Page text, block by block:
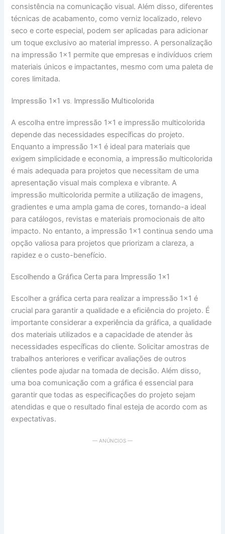
consistência na comunicação visual. Além disso, diferentes
técnicas de acabamento, como verniz localizado, relevo
seco e corte especial, podem ser aplicadas para adicionar
um toque exclusivo ao material impresso. A personalização
na impressão 1×1 permite que empresas e indivíduos criem
materiais únicos e impactantes, mesmo com uma paleta de
cores limitada.
Impressão 1×1 vs. Impressão Multicolorida
A escolha entre impressão 1×1 e impressão multicolorida
depende das necessidades específicas do projeto.
Enquanto a impressão 1×1 é ideal para materiais que
exigem simplicidade e economia, a impressão multicolorida
é mais adequada para projetos que necessitam de uma
apresentação visual mais complexa e vibrante. A
impressão multicolorida permite a utilização de imagens,
gradientes e uma ampla gama de cores, tornando-a ideal
para catálogos, revistas e materiais promocionais de alto
impacto. No entanto, a impressão 1×1 continua sendo uma
opção valiosa para projetos que priorizam a clareza, a
rapidez e o custo-benefício.
Escolhendo a Gráfica Certa para Impressão 1×1
Escolher a gráfica certa para realizar a impressão 1×1 é
crucial para garantir a qualidade e a eficiência do projeto. É
importante considerar a experiência da gráfica, a qualidade
dos materiais utilizados e a capacidade de atender às
necessidades específicas do cliente. Solicitar amostras de
trabalhos anteriores e verificar avaliações de outros
clientes pode ajudar na tomada de decisão. Além disso,
uma boa comunicação com a gráfica é essencial para
garantir que todas as especificações do projeto sejam
atendidas e que o resultado final esteja de acordo com as
expectativas.
— ANÚNCIOS —